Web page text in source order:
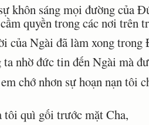
khôn sáng mọi đường của
quyền trong các nơi trên
của Ngài đã làm xong trong
nhờ đức tin đến Ngài mà
chớ nhơn sự hoạn nạn tôi
tôi quì gối trước mặt Cha,